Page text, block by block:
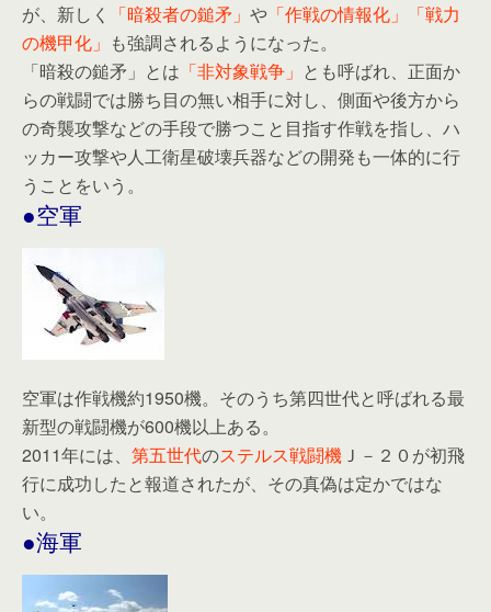
が、新しく
「暗殺者の鎚矛」 や 「作戦の情報化」「戦力
の機甲化」 も強調されるようになった。
「暗殺の鎚矛」とは 「非対象戦争」 とも呼ばれ、正面か
らの戦闘では勝ち目の無い相手に対し、側面や後方から
の奇襲攻撃などの手段で勝つこと目指す作戦を指し、ハ
ッカー攻撃や人工衛星破壊兵器などの開発も一体的に行
うことをいう。
●空軍
空軍は作戦機約1950機。そのうち第四世代と呼ばれる最
新型の戦闘機が600機以上ある。
2011年には、 第五世代のステルス戦闘機 Ｊ－２０が初飛
行に成功したと報道されたが、その真偽は定かではな
い。
●海軍